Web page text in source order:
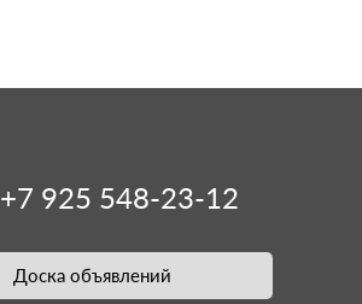
+7 925 548-23-12
Доска объявлений